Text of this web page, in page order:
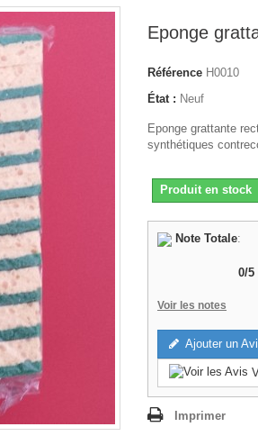
Eponge
Référence H0010
État : Neuf
Eponge grattante
synthétiques
Produit en stock
Note Totale:
0/5
Voir les notes
Ajouter un
Imprimer